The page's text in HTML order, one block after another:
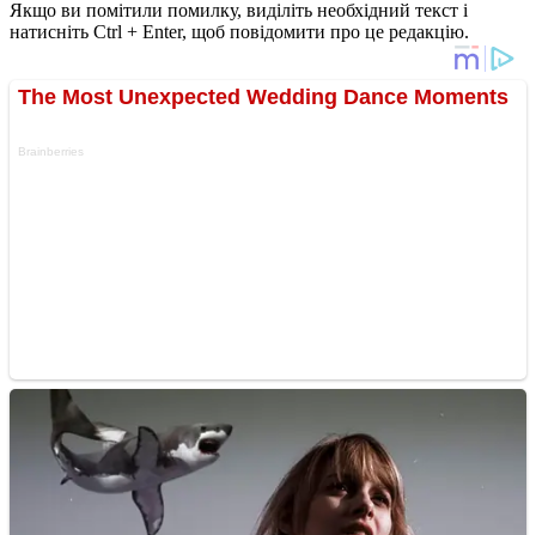
Якщо ви помітили помилку, виділіть необхідний текст і
натисніть Ctrl + Enter, щоб повідомити про це редакцію.